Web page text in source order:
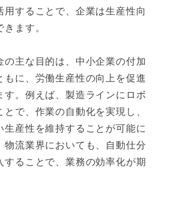
用することで、企業は生産性向
きます。
の主な目的は、中小企業の付加
もに、労働生産性の向上を促進
す。例えば、製造ラインにロボ
とで、作業の自動化を実現し、
生産性を維持することが可能に
物流業界においても、自動仕分
することで、業務の効率化が期